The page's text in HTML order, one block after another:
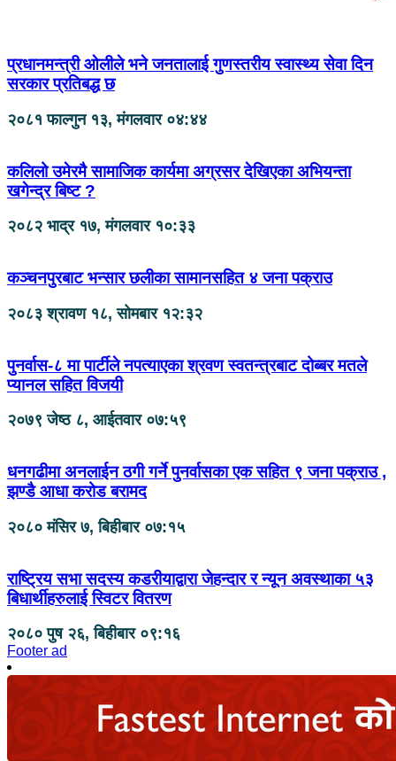
प्रधानमन्त्री ओलीले भने जनतालाई गुणस्तरीय स्वास्थ्य सेवा दिन
सरकार प्रतिबद्ध छ
२०८१ फाल्गुन १३, मंगलवार ०४:४४
कलिलो उमेरमै सामाजिक कार्यमा अग्रसर देखिएका अभियन्ता
खगेन्द्र बिष्ट ?
२०८२ भाद्र १७, मंगलवार १०:३३
कञ्चनपुरबाट भन्सार छलीका सामानसहित ४ जना पक्राउ
२०८३ श्रावण १८, सोमबार १२:३२
पुनर्वास-८ मा पार्टीले नपत्याएका श्रवण स्वतन्त्रबाट दोब्बर मतले
प्यानल सहित विजयी
२०७९ जेष्ठ ८, आईतवार ०७:५९
धनगढीमा अनलाईन ठगी गर्ने पुनर्वासका एक सहित ९ जना पक्राउ ,
झण्डै आधा करोड बरामद
२०८० मंसिर ७, बिहीबार ०७:१५
राष्ट्रिय सभा सदस्य कडरीयाद्वारा जेहन्दार र न्यून अवस्थाका ५३
बिधार्थीहरुलाई स्विटर वितरण
२०८० पुष २६, बिहीबार ०९:१६
Footer ad